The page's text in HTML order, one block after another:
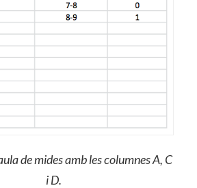
de mides amb les columnes A, C
i D.